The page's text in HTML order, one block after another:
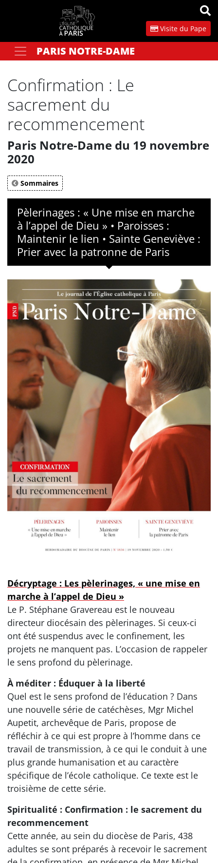
Visite du Pape
Votre recherchePARIS NOTRE-DAME
Confirmation : Le
sacrement du
recommencement
Paris Notre-Dame du 19 novembre
2020
Sommaires
Pèlerinages : « Une mise en marche
à l’appel de Dieu » • Paroisses :
Maintenir le lien • Sainte Geneviève :
Prier avec la patronne de Paris
Décryptage : Les pèlerinages, « une mise en
marche à l’appel de Dieu »
Le P. Stéphane Gravereau est le nouveau
directeur diocésain des pèlerinages. Si ceux-ci
ont été suspendus avec le confinement, les
projets ne manquent pas. L’occasion de rappeler
le sens profond du pèlerinage.
À méditer : Éduquer à la liberté
Quel est le sens profond de l’éducation ? Dans
une nouvelle série de catéchèses, Mgr Michel
Aupetit, archevêque de Paris, propose de
réfléchir à ce qui est propre à l’homme dans ce
travail de transmission, à ce qui le conduit à une
plus grande humanisation et au caractère
spécifique de l’école catholique. Ce texte est le
troisième de cette série.
Spiritualité : Confirmation : le sacrement du
recommencement
Cette année, au sein du diocèse de Paris, 438
adultes se sont préparés à recevoir le sacrement
Panneau de gestion des cookies